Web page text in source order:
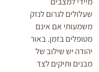
שעלולים לגרום לנזק
משמעותי אם אינם
מטופלים בזמן. באור
יהודה יש שילוב של
מבנים ותיקים לצד